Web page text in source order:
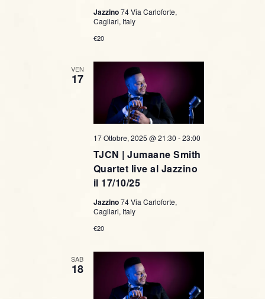
Jazzino74 Via Carloforte,
Cagliari, Italy
€20
VEN
17
TJCN | Jumaane Smith
Quartet live al Jazzino
il 17/10/25
17 Ottobre, 2025 @ 21:30 -23:00
Jazzino74 Via Carloforte,
Cagliari, Italy
€20
SAB
18